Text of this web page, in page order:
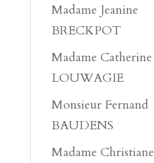
Madame Jeanine
BRECKPOT
Madame Catherine
LOUWAGIE
Monsieur Fernand
BAUDENS
Madame Christiane